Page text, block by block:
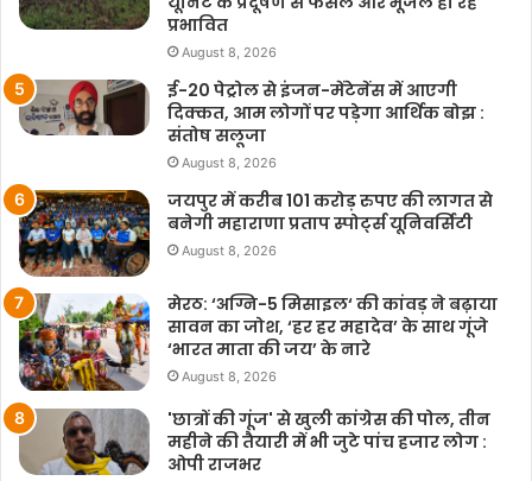
प्रभावित
August 8, 2026
ई-20 पेट्रोल से इंजन-मेंटेनेंस में आएगी
दिक्कत, आम लोगों पर पड़ेगा आर्थिक बोझ :
संतोष सलूजा
August 8, 2026
जयपुर में करीब 101 करोड़ रुपए की लागत से
बनेगी महाराणा प्रताप स्पोर्ट्स यूनिवर्सिटी
August 8, 2026
मेरठ: ‘अग्नि-5 मिसाइल‘ की कांवड़ ने बढ़ाया
सावन का जोश, ‘हर हर महादेव’ के साथ गूंजे
‘भारत माता की जय’ के नारे
August 8, 2026
'छात्रों की गूंज' से खुली कांग्रेस की पोल, तीन
महीने की तैयारी में भी जुटे पांच हजार लोग :
ओपी राजभर